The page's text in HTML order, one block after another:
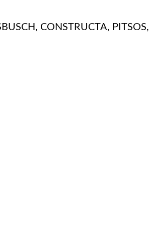
CONSTRUCTA, PITSOS,